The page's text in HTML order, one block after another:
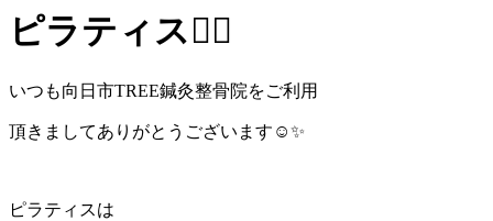
ピラティス🧘‍♀️
いつも向日市TREE鍼灸整骨院をご利用
頂きましてありがとうございます☺️✨
ピラティスは